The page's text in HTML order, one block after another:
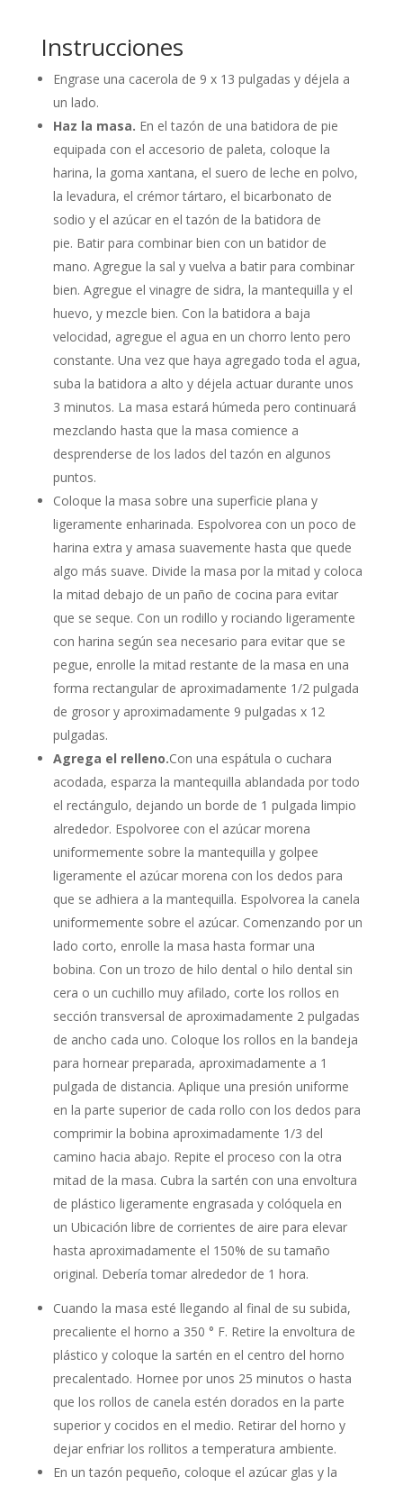
Instrucciones
Engrase una cacerola de 9 x 13 pulgadas y déjela a
un lado.
Haz la masa. En el tazón de una batidora de pie
equipada con el accesorio de paleta, coloque la
harina, la goma xantana, el suero de leche en polvo,
la levadura, el crémor tártaro, el bicarbonato de
sodio y el azúcar en el tazón de la batidora de
pie. Batir para combinar bien con un batidor de
mano. Agregue la sal y vuelva a batir para combinar
bien. Agregue el vinagre de sidra, la mantequilla y el
huevo, y mezcle bien. Con la batidora a baja
velocidad, agregue el agua en un chorro lento pero
constante. Una vez que haya agregado toda el agua,
suba la batidora a alto y déjela actuar durante unos
3 minutos. La masa estará húmeda pero continuará
mezclando hasta que la masa comience a
desprenderse de los lados del tazón en algunos
puntos.
Coloque la masa sobre una superficie plana y
ligeramente enharinada. Espolvorea con un poco de
harina extra y amasa suavemente hasta que quede
algo más suave. Divide la masa por la mitad y coloca
la mitad debajo de un paño de cocina para evitar
que se seque. Con un rodillo y rociando ligeramente
con harina según sea necesario para evitar que se
pegue, enrolle la mitad restante de la masa en una
forma rectangular de aproximadamente 1/2 pulgada
de grosor y aproximadamente 9 pulgadas x 12
pulgadas.
Agrega el relleno.Con una espátula o cuchara
acodada, esparza la mantequilla ablandada por todo
el rectángulo, dejando un borde de 1 pulgada limpio
alrededor. Espolvoree con el azúcar morena
uniformemente sobre la mantequilla y golpee
ligeramente el azúcar morena con los dedos para
que se adhiera a la mantequilla. Espolvorea la canela
uniformemente sobre el azúcar. Comenzando por un
lado corto, enrolle la masa hasta formar una
bobina. Con un trozo de hilo dental o hilo dental sin
cera o un cuchillo muy afilado, corte los rollos en
sección transversal de aproximadamente 2 pulgadas
de ancho cada uno. Coloque los rollos en la bandeja
para hornear preparada, aproximadamente a 1
pulgada de distancia. Aplique una presión uniforme
en la parte superior de cada rollo con los dedos para
comprimir la bobina aproximadamente 1/3 del
camino hacia abajo. Repite el proceso con la otra
mitad de la masa. Cubra la sartén con una envoltura
de plástico ligeramente engrasada y colóquela en
un Ubicación libre de corrientes de aire para elevar
hasta aproximadamente el 150% de su tamaño
original. Debería tomar alrededor de 1 hora.
Cuando la masa esté llegando al final de su subida,
precaliente el horno a 350 ° F. Retire la envoltura de
plástico y coloque la sartén en el centro del horno
precalentado. Hornee por unos 25 minutos o hasta
que los rollos de canela estén dorados en la parte
superior y cocidos en el medio. Retirar del horno y
dejar enfriar los rollitos a temperatura ambiente.
En un tazón pequeño, coloque el azúcar glas y la